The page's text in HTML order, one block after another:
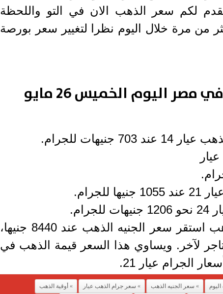
لكم سعر الذهب الان في التو واللحظة
من مرة خلال اليوم نظرا لتغيير سعر بورصة
كم اسعار الذهب في مصر اليوم الخميس 26 مايو
للجرام.
ووصل سعر الجنيه الذهب استقر سعر الجنيه الذهب عند 8440 جنيها،
لآخر. ويساوي هذا السعر قيمة الذهب في
الجرام عيار 21.
سعر الجنيه الذهب سعر جرام الذهب عيار
أوقية الذهب